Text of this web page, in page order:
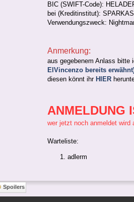
BIC (SWIFT-Code):
bei (Kreditinstitut):
Verwendungszweck:
Anmerkung:
aus gegebenem Anlass bitte
ElVincenzo bereits
diesen könnt ihr HIER
ANMELDUNG
wer jetzt noch anmeldet wird
Warteliste:
adlerm
Spoilers